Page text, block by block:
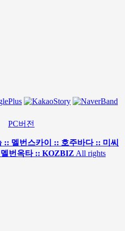
PC버전
:: 멜번스카이 :: 호주바다 :: 미씨
번옥타 :: KOZBIZ All rights